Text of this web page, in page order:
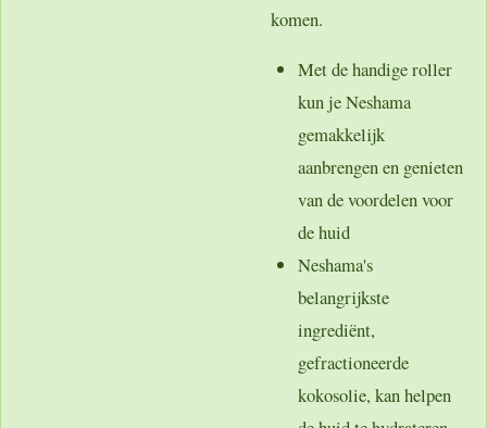
komen.
Met de handige roller
kun je Neshama
gemakkelijk
aanbrengen en genieten
van de voordelen voor
de huid
Neshama's
belangrijkste
ingrediënt,
gefractioneerde
kokosolie, kan helpen